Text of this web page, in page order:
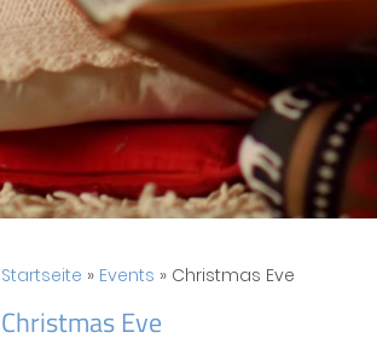
Startseite » Events » Christmas Eve
Christmas Eve